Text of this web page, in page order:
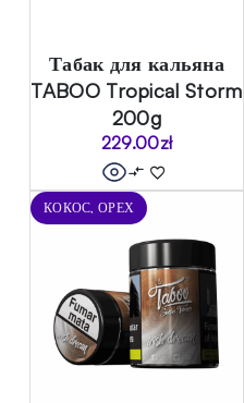
Табак для кальяна
TABOO Tropical Storm
200g
229.00zł
КОКОС, ОРЕХ